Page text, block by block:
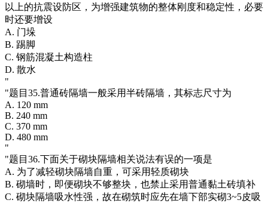
以上的抗震设防区，为增强建筑物的整体刚度和稳定性，必要
时还要增设
A. 门垛
B. 踢脚
C. 钢筋混凝土构造柱
D. 散水
"
"题目35.普通砖隔墙一般采用半砖隔墙，其标志尺寸为
A. 120 mm
B. 240 mm
C. 370 mm
D. 480 mm
"
"题目36.下面关于砌块隔墙相关说法有误的一项是
A. 为了减轻砌块隔墙自重，可采用轻质砌块
B. 砌墙时，即便砌块不够整块，也禁止采用普通黏土砖填补
C. 砌块隔墙吸水性强，故在砌筑时应先在墙下部实砌3~5皮吸